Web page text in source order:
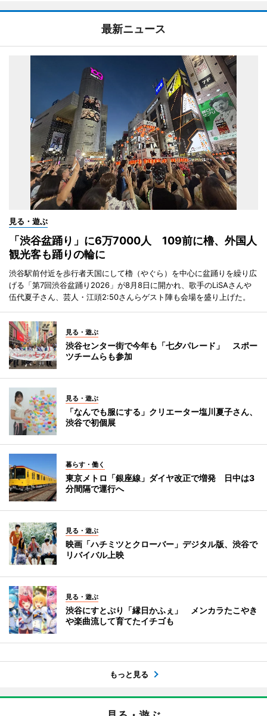
最新ニュース
見る・遊ぶ
「渋谷盆踊り」に6万7000人 109前に櫓、外国人
観光客も踊りの輪に
渋谷駅前付近を歩行者天国にして櫓（やぐら）を中心に盆踊りを繰り広
げる「第7回渋谷盆踊り2026」が8月8日に開かれ、歌手のLiSAさんや
伍代夏子さん、芸人・江頭2:50さんらゲスト陣も会場を盛り上げた。
見る・遊ぶ
渋谷センター街で今年も「七夕パレード」 スポー
ツチームらも参加
見る・遊ぶ
「なんでも服にする」クリエーター塩川夏子さん、
渋谷で初個展
暮らす・働く
東京メトロ「銀座線」ダイヤ改正で増発 日中は3
分間隔で運行へ
見る・遊ぶ
映画「ハチミツとクローバー」デジタル版、渋谷で
リバイバル上映
見る・遊ぶ
渋谷にすとぷり「縁日かふぇ」 メンカラたこやき
や楽曲流して育てたイチゴも
もっと見る